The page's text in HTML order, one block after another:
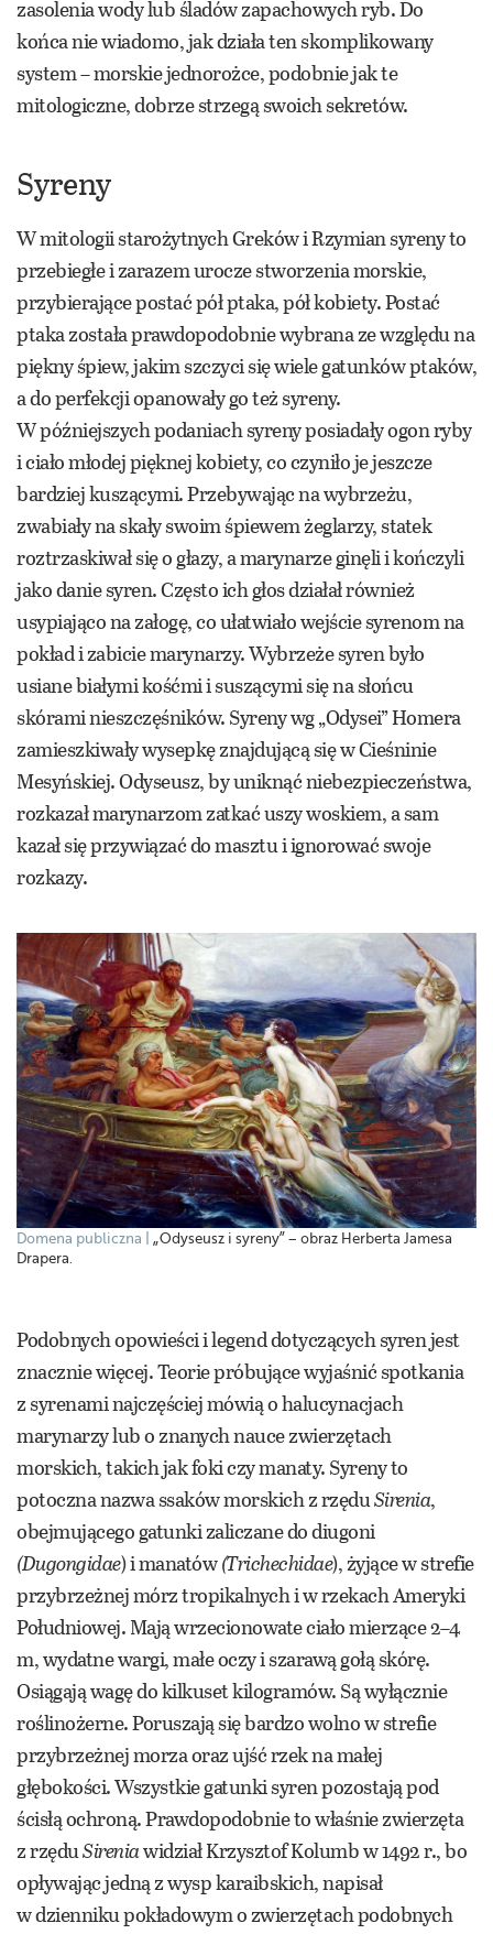
zasolenia wody lub śladów zapachowych ryb. Do
końca nie wiadomo, jak działa ten skomplikowany
system – morskie jednorożce, podobnie jak te
mitologiczne, dobrze strzegą swoich sekretów.
Syreny
W mitologii starożytnych Greków i Rzymian syreny to
przebiegłe i zarazem urocze stworzenia morskie,
przybierające postać pół ptaka, pół kobiety. Postać
ptaka została prawdopodobnie wybrana ze względu na
piękny śpiew, jakim szczyci się wiele gatunków ptaków,
a do perfekcji opanowały go też syreny.
W późniejszych podaniach syreny posiadały ogon ryby
i ciało młodej pięknej kobiety, co czyniło je jeszcze
bardziej kuszącymi. Przebywając na wybrzeżu,
zwabiały na skały swoim śpiewem żeglarzy, statek
roztrzaskiwał się o głazy, a marynarze ginęli i kończyli
jako danie syren. Często ich głos działał również
usypiająco na załogę, co ułatwiało wejście syrenom na
pokład i zabicie marynarzy. Wybrzeże syren było
usiane białymi kośćmi i suszącymi się na słońcu
skórami nieszczęśników. Syreny wg „Odysei” Homera
zamieszkiwały wysepkę znajdującą się w Cieśninie
Mesyńskiej. Odyseusz, by uniknąć niebezpieczeństwa,
rozkazał marynarzom zatkać uszy woskiem, a sam
kazał się przywiązać do masztu i ignorować swoje
rozkazy.
Domena publiczna „Odyseusz i syreny” – obraz Herberta Jamesa
Drapera.
Podobnych opowieści i legend dotyczących syren jest
znacznie więcej. Teorie próbujące wyjaśnić spotkania
z syrenami najczęściej mówią o halucynacjach
marynarzy lub o znanych nauce zwierzętach
morskich, takich jak foki czy manaty. Syreny to
potoczna nazwa ssaków morskich z rzęduSirenia,
obejmującego gatunki zaliczane do diugoni
(Dugongidae) i manatów(Trichechidae), żyjące w strefie
przybrzeżnej mórz tropikalnych i w rzekach Ameryki
Południowej. Mają wrzecionowate ciało mierzące 2–4
m, wydatne wargi, małe oczy i szarawą gołą skórę.
Osiągają wagę do kilkuset kilogramów. Są wyłącznie
roślinożerne. Poruszają się bardzo wolno w strefie
przybrzeżnej morza oraz ujść rzek na małej
głębokości. Wszystkie gatunki syren pozostają pod
ścisłą ochroną. Prawdopodobnie to właśnie zwierzęta
z rzęduSireniawidział Krzysztof Kolumb w 1492 r., bo
opływając jedną z wysp karaibskich, napisał
w dzienniku pokładowym o zwierzętach podobnych